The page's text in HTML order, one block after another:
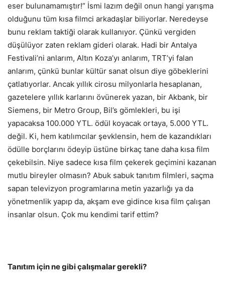
eser bulunamamıştır!” İsmi lazım değil onun hangi yarışma
olduğunu tüm kısa filmci arkadaşlar biliyorlar. Neredeyse
bunu reklam taktiği olarak kullanıyor. Çünkü vergiden
düşülüyor zaten reklam gideri olarak. Hadi bir Antalya
Festivali’ni anlarım, Altın Koza’yı anlarım, TRT’yi falan
anlarım, çünkü bunlar kültür sanat olsun diye göbeklerini
çatlatıyorlar. Ancak yıllık cirosu milyonlarla hesaplanan,
gazetelere yıllık karlarını övünerek yazan, bir Akbank, bir
Siemens, bir Metro Group, Bil’s gömlekleri, bu işi
yapacaksa 100.000 YTL. ödül koyacak ortaya, 5.000 YTL.
değil. Ki, hem katılımcılar şevklensin, hem de kazandıkları
ödülle borçlarını ödeyip üstüne birkaç tane daha kısa film
çekebilsin. Niye sadece kısa film çekerek geçimini kazanan
mutlu bireyler olmasın? Abuk sabuk tanıtım filmleri, saçma
sapan televizyon programlarına metin yazarlığı ya da
yönetmenlik yapıp da, akşam eve gidince kısa film çalışan
insanlar olsun. Çok mu kendimi tarif ettim?
Tanıtım için ne gibi çalışmalar gerekli?